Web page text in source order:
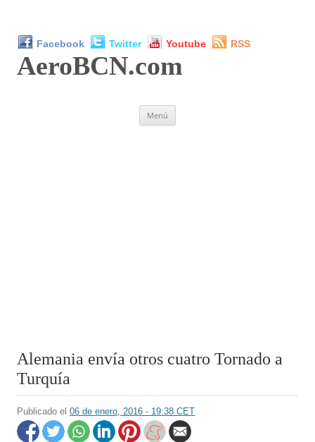
Facebook Twitter Youtube RSS
AeroBCN.com
Menú
Alemania envía otros cuatro Tornado a
Turquía
Publicado el 06 de enero, 2016 - 19:38 CET